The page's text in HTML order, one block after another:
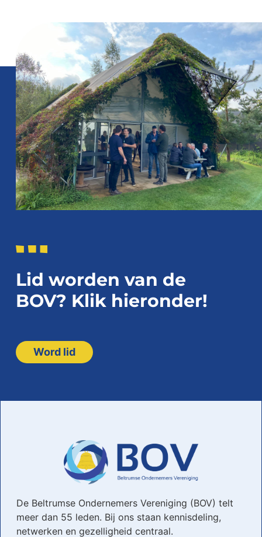
Lid worden van de
BOV? Klik hieronder!
Word lid
De Beltrumse Ondernemers Vereniging (BOV) telt
meer dan 55 leden. Bij ons staan kennisdeling,
netwerken en gezelligheid centraal.